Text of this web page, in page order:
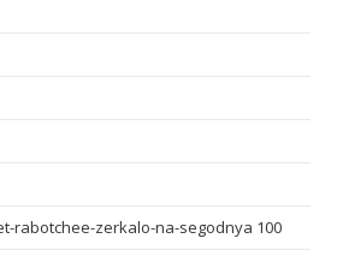
rabotchee-zerkalo-na-segodnya 100